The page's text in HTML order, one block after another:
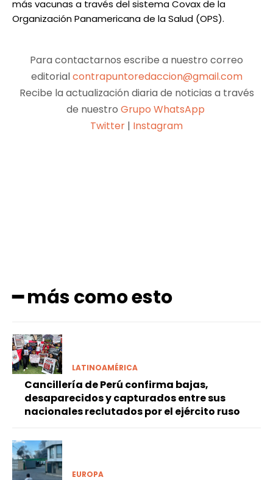
más vacunas a través del sistema Covax de la
Organización Panamericana de la Salud (OPS).
Para contactarnos escribe a nuestro correo
editorialcontrapuntoredaccion@gmail.com
Recibe la actualización diaria de noticias a través
de nuestro Grupo WhatsApp
Twitter | Instagram
━ más como esto
LATINOAMÉRICA
Cancillería de Perú confirma bajas,
desaparecidos y capturados entre sus
nacionales reclutados por el ejército ruso
EUROPA